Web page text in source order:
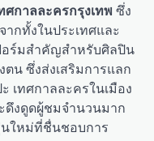
ศกาลละครกรุงเทพ ซึ่ง
กทั้งในประเทศและ
อร์มสำคัญสำหรับศิลปิน
น ซึ่งส่งเสริมการแลก
เทศกาลละครในเมือง
ดึงดูดผู้ชมจำนวนมาก
ใหม่ที่ชื่นชอบการ